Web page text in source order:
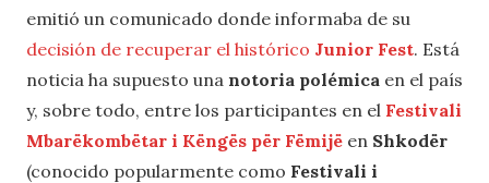
emitió un comunicado donde informaba de su
decisión de recuperar el histórico Junior Fest. Está
noticia ha supuesto una notoria polémica en el país
y, sobre todo, entre los participantes en el Festivali
Mbarëkombëtar i Këngës për Fëmijë en Shkodër
(conocido popularmente como Festivali i